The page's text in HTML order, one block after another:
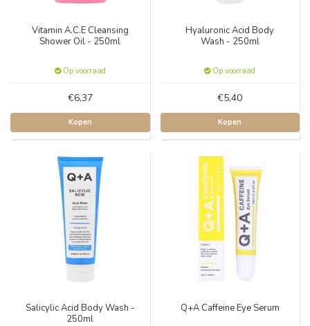
Vitamin A.C.E Cleansing
Shower Oil - 250ml
Op voorraad
€6,37
Kopen
Hyaluronic Acid Body
Wash - 250ml
Op voorraad
€5,40
Kopen
Salicylic Acid Body Wash -
250ml
Q+A Caffeine Eye Serum